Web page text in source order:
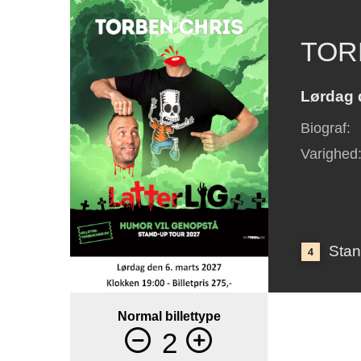
Lørdag
Biograf:
Varighed:
4
Normal billettype
2